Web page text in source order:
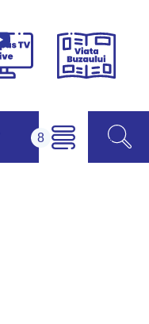
Campus
Viața